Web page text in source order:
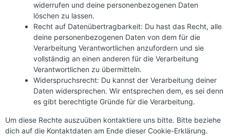
widerrufen und deine personenbezogenen Daten
löschen zu lassen.
Recht auf Datenübertragbarkeit: Du hast das Recht, alle
deine personenbezogenen Daten von dem für die
Verarbeitung Verantwortlichen anzufordern und sie
vollständig an einen anderen für die Verarbeitung
Verantwortlichen zu übermitteln.
Widerspruchsrecht: Du kannst der Verarbeitung deiner
Daten widersprechen. Wir entsprechen dem, es sei denn
es gibt berechtigte Gründe für die Verarbeitung.
Um diese Rechte auszuüben kontaktiere uns bitte. Bitte beziehe
dich auf die Kontaktdaten am Ende dieser Cookie-Erklärung.